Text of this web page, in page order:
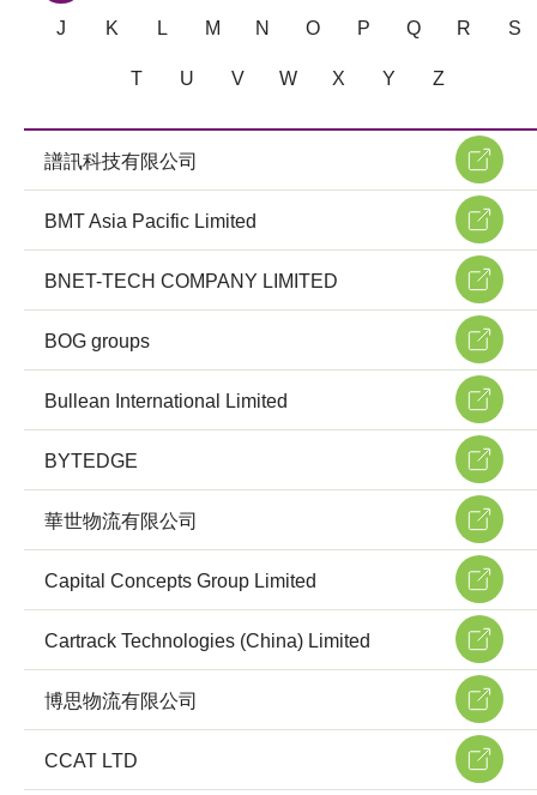
J K L M N O P Q R S
T U V W X Y Z
譜訊科技有限公司
BMT Asia Pacific Limited
BNET-TECH COMPANY LIMITED
BOG groups
Bullean International Limited
BYTEDGE
華世物流有限公司
Capital Concepts Group Limited
Cartrack Technologies (China) Limited
博思物流有限公司
CCAT LTD